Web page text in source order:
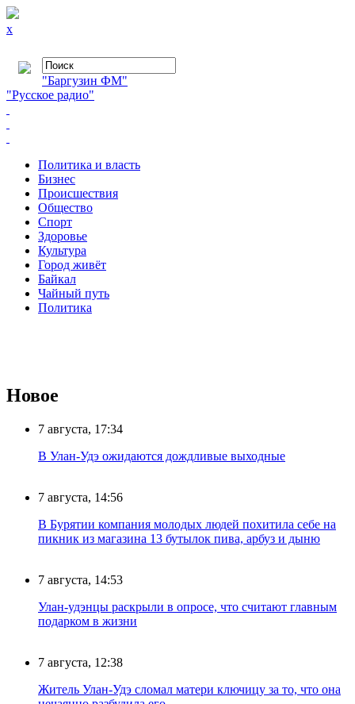
x
"Баргузин ФМ"
"Русское радио"
Политика и власть
Бизнес
Происшествия
Общество
Cпорт
Здоровье
Культура
Город живёт
Байкал
Чайный путь
Политика
Новое
7 августа, 17:34
В Улан-Удэ ожидаются дождливые выходные
7 августа, 14:56
В Бурятии компания молодых людей похитила себе на
пикник из магазина 13 бутылок пива, арбуз и дыню
7 августа, 14:53
Улан-удэнцы раскрыли в опросе, что считают главным
подарком в жизни
7 августа, 12:38
Житель Улан-Удэ сломал матери ключицу за то, что она